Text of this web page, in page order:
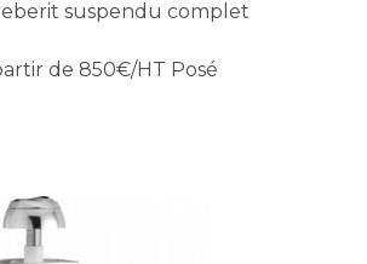
suspendu complet
de 850€/HT Posé